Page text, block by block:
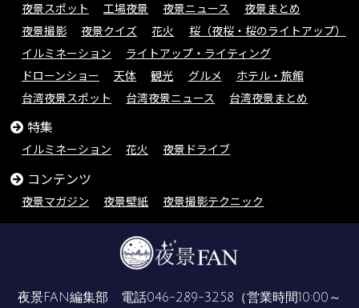
夜景スポット 工場夜景 夜景ニュース
夜景まとめ
夜景撮影
夜景クイズ 花火
桜（夜桜・桜のライトアップ）
イルミネーション
ライトアップ・ライティング
ドローンショー
天体 観光 グルメ
ホテル・旅館
台湾夜景スポット
台湾夜景ニュース 台湾夜景まとめ
特集
イルミネーション 花火 夜景ドライブ
コンテンツ
夜景マガジン 夜景壁紙 夜景撮影テクニック
夜景FAN編集部 電話046-289-3258 （営業時間10:00～